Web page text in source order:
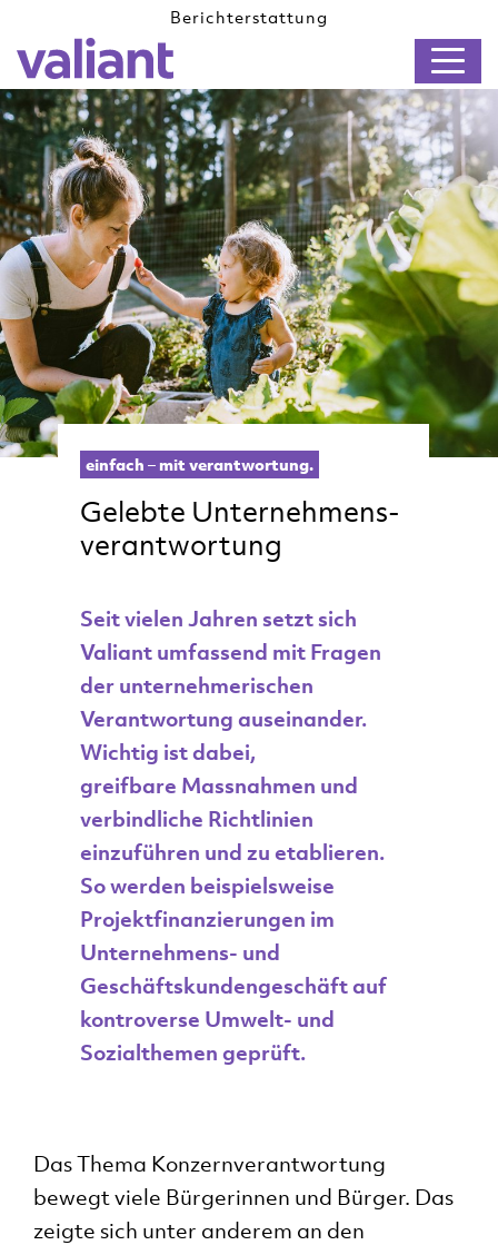
Berichterstattung
einfach – mit verantwortung.
Gelebte Unter­nehmens­
verant­wortung
Seit vielen Jahren setzt sich
Valiant umfassend mit Fragen
der unternehmerischen
Verantwortung auseinander.
Wichtig ist dabei,
greifbare Massnahmen und
verbindliche Richtlinien
einzuführen und zu etablieren.
So werden beispielsweise
Projektfinanzierungen im
Unternehmens- und
Geschäftskundengeschäft auf
kontroverse Umwelt- und
Sozialthemen geprüft.
Das Thema Konzernverantwortung
bewegt viele Bürgerinnen und Bürger. Das
zeigte sich unter anderem an den